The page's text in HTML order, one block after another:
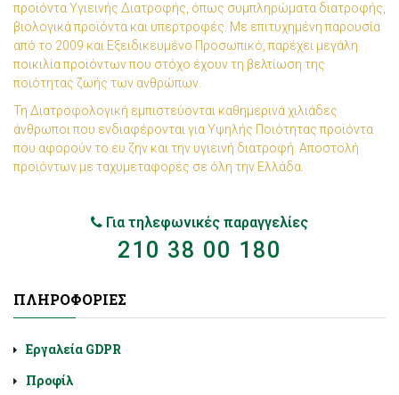
προϊόντα Υγιεινής Διατροφής, όπως συμπληρώματα διατροφής,
βιολογικά προϊόντα και υπερτροφές. Με επιτυχημένη παρουσία
από το 2009 και Εξειδικευμένο Προσωπικό, παρέχει μεγάλη
ποικιλία προϊόντων που στόχο έχουν τη βελτίωση της
ποιότητας ζωής των ανθρώπων.
Τη Διατροφολογική εμπιστεύονται καθημερινά χιλιάδες
άνθρωποι που ενδιαφέρονται για Υψηλής Ποιότητας προϊόντα
που αφορούν το ευ ζην και την υγιεινή διατροφή. Αποστολή
προϊόντων με ταχυμεταφορές σε όλη την Ελλάδα.
Για τηλεφωνικές παραγγελίες
210 38 00 180
ΠΛΗΡΟΦΟΡΊΕΣ
Εργαλεία GDPR
Προφίλ